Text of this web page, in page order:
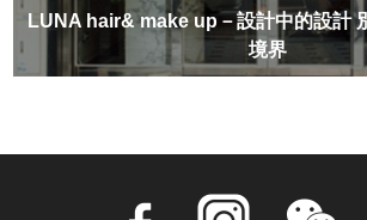
LUNA hair& make up－設計中的設計
境界